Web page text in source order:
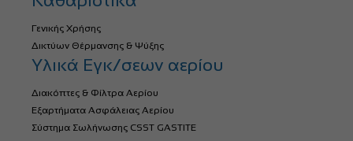
Γενικής Χρήσης
Δικτύων Θέρμανσης & Ψύξης
Υλικά Εγκ/σεων αερίου
Διακόπτες & Φίλτρα Αερίου
Εξαρτήματα Ασφάλειας Αερίου
Σύστημα Σωλήνωσης CSST GASTITE